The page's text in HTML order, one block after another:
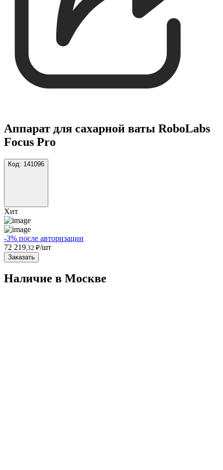
Аппарат для сахарной ваты RoboLabs
Focus Pro
Код: 141096
Хит
-3% после авторизации
72 219 ,32 ₽/шт
Заказать
Наличие в Москвe